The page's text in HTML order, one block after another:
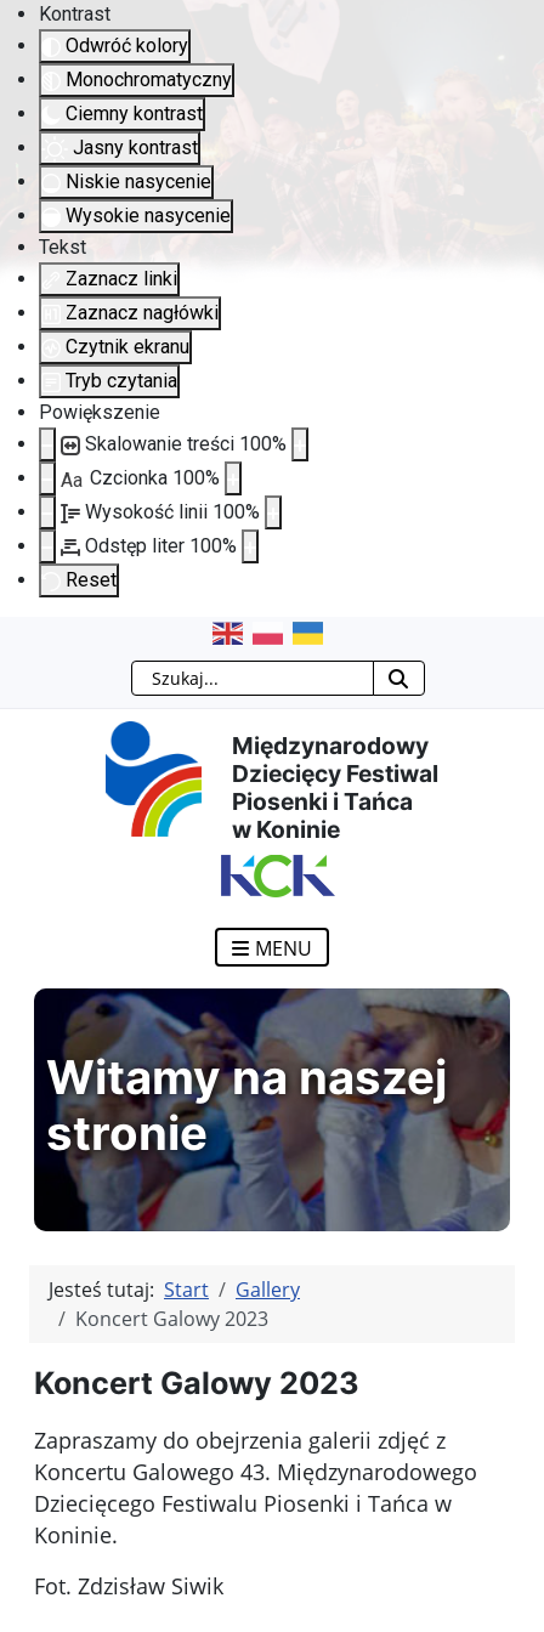
Kontrast
Odwróć kolory
Monochromatyczny
Ciemny kontrast
Jasny kontrast
Niskie nasycenie
Wysokie nasycenie
Tekst
Zaznacz linki
Zaznacz nagłówki
Czytnik ekranu
Tryb czytania
Powiększenie
Skalowanie treści 100%
Aa Czcionka 100%
Wysokość linii 100%
Odstęp liter 100%
Reset
Przejdź
treści
głównej
Przejdź
menu
nawigacyjnego
Przejdź
wyszukiwarki
Przejdź
mapy
strony
Szukaj
Międzynarodowy
Dziecięcy Festiwal
Piosenki i Tańca
w Koninie
MENU
Witamy na naszej
stronie
Jesteś tutaj: Start
Gallery
Koncert Galowy 2023
Koncert Galowy 2023
Zapraszamy do obejrzenia galerii zdjęć z
Koncertu Galowego 43. Międzynarodowego
Dziecięcego Festiwalu Piosenki i Tańca w
Koninie.
Fot. Zdzisław Siwik